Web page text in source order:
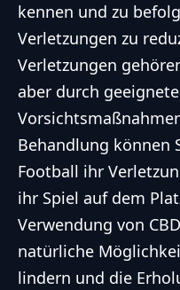
kennen und zu
Verletzungen zu
Verletzungen
aber durch
Behandlung können
Football ihr
ihr Spiel auf dem
Verwendung von
natürliche
lindern und die